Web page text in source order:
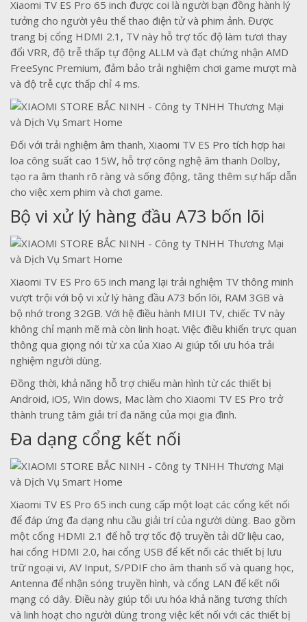
Xiaomi TV ES Pro 65 inch được coi là người bạn đồng hành lý
tưởng cho người yêu thể thao điện tử và phim ảnh. Được
trang bị cổng HDMI 2.1, TV này hỗ trợ tốc độ làm tươi thay
đổi VRR, độ trễ thấp tự động ALLM và đạt chứng nhận AMD
FreeSync Premium, đảm bảo trải nghiệm chơi game mượt mà
và độ trễ cực thấp chỉ 4 ms.
Đối với trải nghiệm âm thanh, Xiaomi TV ES Pro tích hợp hai
loa công suất cao 15W, hỗ trợ công nghệ âm thanh Dolby,
tạo ra âm thanh rõ ràng và sống động, tăng thêm sự hấp dẫn
cho việc xem phim và chơi game.
Bộ vi xử lý hàng đầu A73 bốn lõi
Xiaomi TV ES Pro 65 inch mang lại trải nghiệm TV thông minh
vượt trội với bộ vi xử lý hàng đầu A73 bốn lõi, RAM 3GB và
bộ nhớ trong 32GB. Với hệ điều hành MIUI TV, chiếc TV này
không chỉ mạnh mẽ mà còn linh hoạt. Việc điều khiển trực quan
thông qua giọng nói từ xa của Xiao Ai giúp tối ưu hóa trải
nghiệm người dùng.
Đồng thời, khả năng hỗ trợ chiếu màn hình từ các thiết bị
Android, iOS, Win dows, Mac làm cho Xiaomi TV ES Pro trở
thành trung tâm giải trí đa năng của mọi gia đình.
Đa dạng cổng kết nối
Xiaomi TV ES Pro 65 inch cung cấp một loạt các cổng kết nối
để đáp ứng đa dạng nhu cầu giải trí của người dùng. Bao gồm
một cổng HDMI 2.1 để hỗ trợ tốc độ truyền tải dữ liệu cao,
hai cổng HDMI 2.0, hai cổng USB để kết nối các thiết bị lưu
trữ ngoại vi, AV Input, S/PDIF cho âm thanh số và quang học,
Antenna để nhận sóng truyền hình, và cổng LAN để kết nối
mạng có dây. Điều này giúp tối ưu hóa khả năng tương thích
và linh hoạt cho người dùng trong việc kết nối với các thiết bị